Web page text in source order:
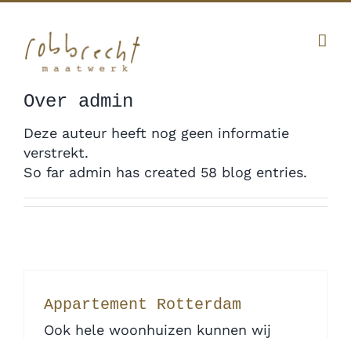
inhoud
010 341 12 20
Over admin
Deze auteur heeft nog geen informatie
verstrekt.
So far admin has created 58 blog entries.
Appartement Rotterdam
Ook hele woonhuizen kunnen wij